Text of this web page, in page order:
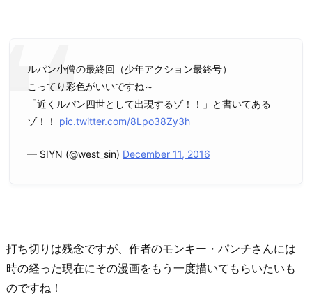
ルパン小僧の最終回（少年アクション最終号）
こってり彩色がいいですね～
「近くルパン四世として出現するゾ！！」と書いてある
ゾ！！ pic.twitter.com/8Lpo38Zy3h
— SIYN (@west_sin) December 11, 2016
打ち切りは残念ですが、作者のモンキー・パンチさんには
時の経った現在にその漫画をもう一度描いてもらいたいも
のですね！